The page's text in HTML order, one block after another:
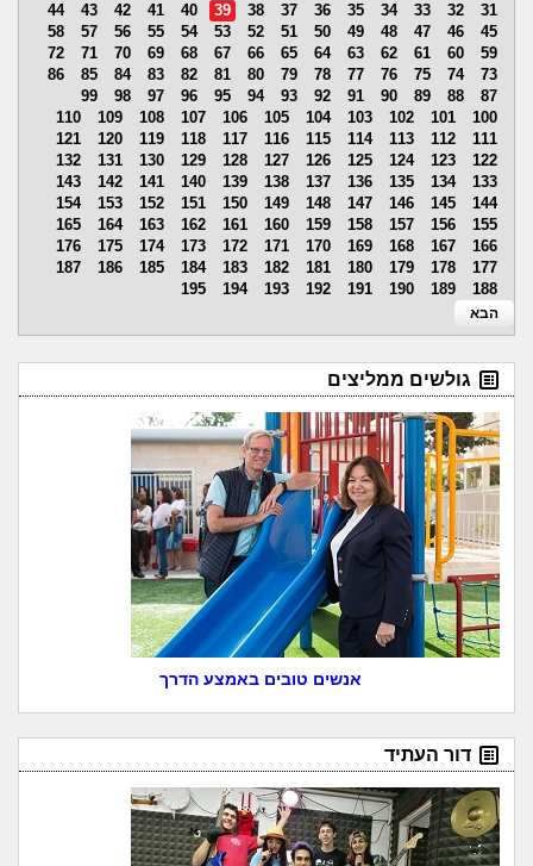
31
32
33
34
35
36
37
38
39
40
41
42
43
44
45
46
47
48
49
50
51
52
53
54
55
56
57
58
59
60
61
62
63
64
65
66
67
68
69
70
71
72
73
74
75
76
77
78
79
80
81
82
83
84
85
86
87
88
89
90
91
92
93
94
95
96
97
98
99
100
101
102
103
104
105
106
107
108
109
110
111
112
113
114
115
116
117
118
119
120
121
122
123
124
125
126
127
128
129
130
131
132
133
134
135
136
137
138
139
140
141
142
143
144
145
146
147
148
149
150
151
152
153
154
155
156
157
158
159
160
161
162
163
164
165
166
167
168
169
170
171
172
173
174
175
176
177
178
179
180
181
182
183
184
185
186
187
188
189
190
191
192
193
194
195
הבא
גולשים ממליצים
אנשים טובים באמצע הדרך
דור העתיד